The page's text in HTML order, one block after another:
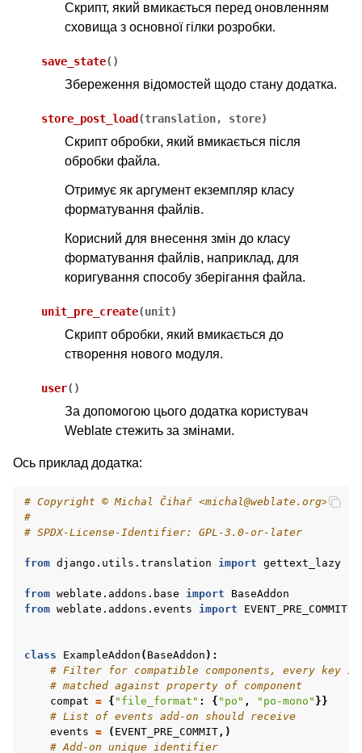
Скрипт, який вмикається перед оновленням
сховища з основної гілки розробки.
save_state( )
Збереження відомостей щодо стану додатка.
store_post_load (translation, store)
Скрипт обробки, який вмикається після
обробки файла.
Отримує як аргумент екземпляр класу
форматування файлів.
Корисний для внесення змін до класу
форматування файлів, наприклад, для
коригування способу зберігання файла.
unit_pre_create(unit)
Скрипт обробки, який вмикається до
створення нового модуля.
user( )
За допомогою цього додатка користувач
Weblate стежить за змінами.
Ось приклад додатка:
# Copyright © Michal Čihař <michal@weblate.org>
#
# SPDX-License-Identifier: GPL-3.0-or-later
from django.utils.translation import gettext_lazy
from weblate.addons.base import
BaseAddon
from weblate.addons.events import EVENT_PRE_COMMIT
class ExampleAddon ( BaseAddon ):
# Filter for compatible components, every key is
# matched against property of component
compat = { "file_format" : { "po" , "po-mono" }}
# List of events add-on should receive
events = ( EVENT_PRE_COMMIT,)
# Add-on unique identifier